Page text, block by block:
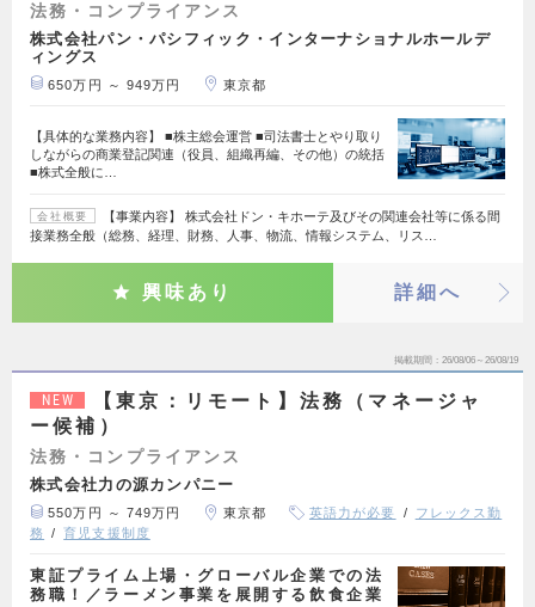
法務・コンプライアンス
株式会社パン・パシフィック・インターナショナルホールデ
ィングス
650万円 ～ 949万円 東京都
【具体的な業務内容】 ■株主総会運営 ■司法書士とやり取り
しながらの商業登記関連（役員、組織再編、その他）の統括
■株式全般に…
会社概要
【事業内容】 株式会社ドン・キホーテ及びその関連会社等に係る間
接業務全般（総務、経理、財務、人事、物流、情報システム、リス…
興味あり 詳細へ
掲載期間 26/08/06～26/08/19
NEW
【東京：リモート】法務（マネージャ
ー候補）
法務・コンプライアンス
株式会社力の源カンパニー
550万円 ～ 749万円 東京都 英語力が必要
フレックス勤
務
育児支援制度
東証プライム上場・グローバル企業での法
務職！／ラーメン事業を展開する飲食企業